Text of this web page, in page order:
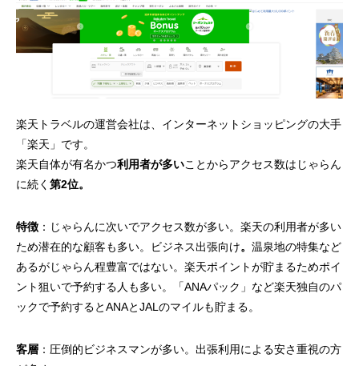
楽天トラベルの運営会社は、インターネットショッピングの大手
「楽天」です。
楽天自体が有名かつ利用者が多いことからアクセス数はじゃらん
に続く 第2位。
特徴 ：じゃらんに次いでアクセス数が多い。楽天の利用者が多い
ため潜在的な顧客も多い。ビジネス出張向け。 温泉地の特集など
あるがじゃらん程豊富ではない。楽天ポイントが貯まるためポイ
ント狙いで予約する人も多い。「ANAパック」など楽天独自のパ
ックで予約するとANAとJALのマイルも貯まる。
客層 ：圧倒的ビジネスマンが多い。出張利用による安さ重視の方